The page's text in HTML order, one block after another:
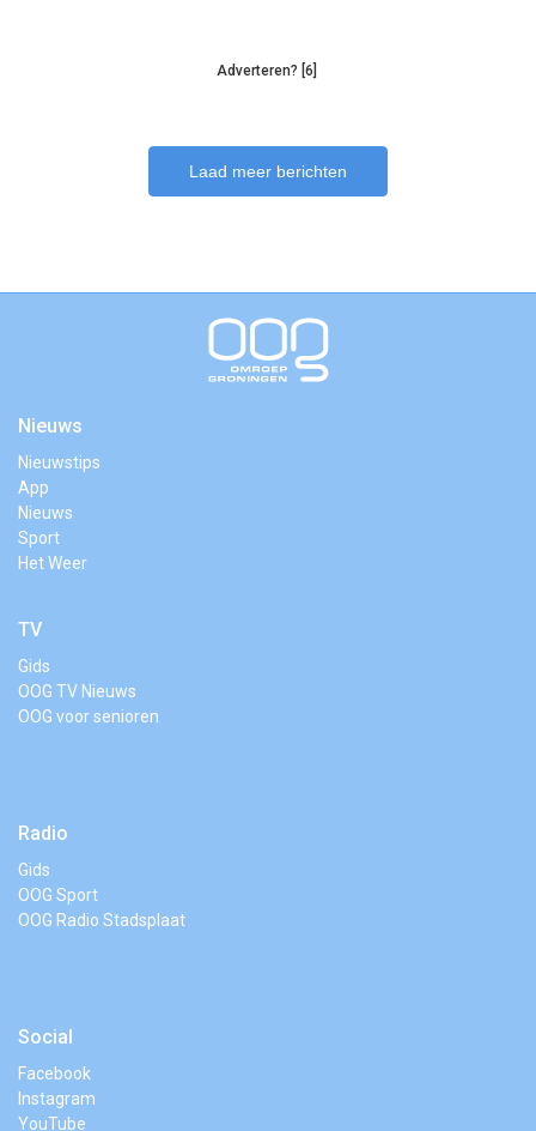
Adverteren? [6]
Laad meer berichten
Nieuws
Nieuwstips
App
Nieuws
Sport
Het Weer
TV
Gids
OOG TV Nieuws
OOG voor senioren
Radio
Gids
OOG Sport
OOG Radio Stadsplaat
Social
Facebook
Instagram
YouTube